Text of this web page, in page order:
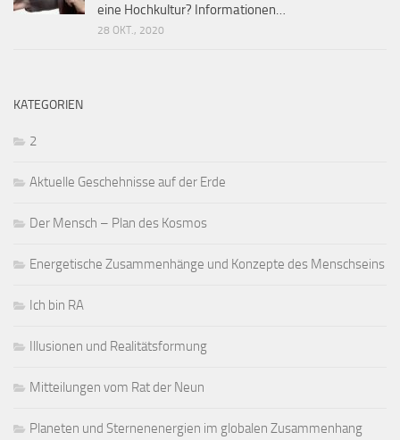
eine Hochkultur? Informationen…
28 OKT., 2020
KATEGORIEN
2
Aktuelle Geschehnisse auf der Erde
Der Mensch – Plan des Kosmos
Energetische Zusammenhänge und Konzepte des Menschseins
Ich bin RA
Illusionen und Realitätsformung
Mitteilungen vom Rat der Neun
Planeten und Sternenenergien im globalen Zusammenhang